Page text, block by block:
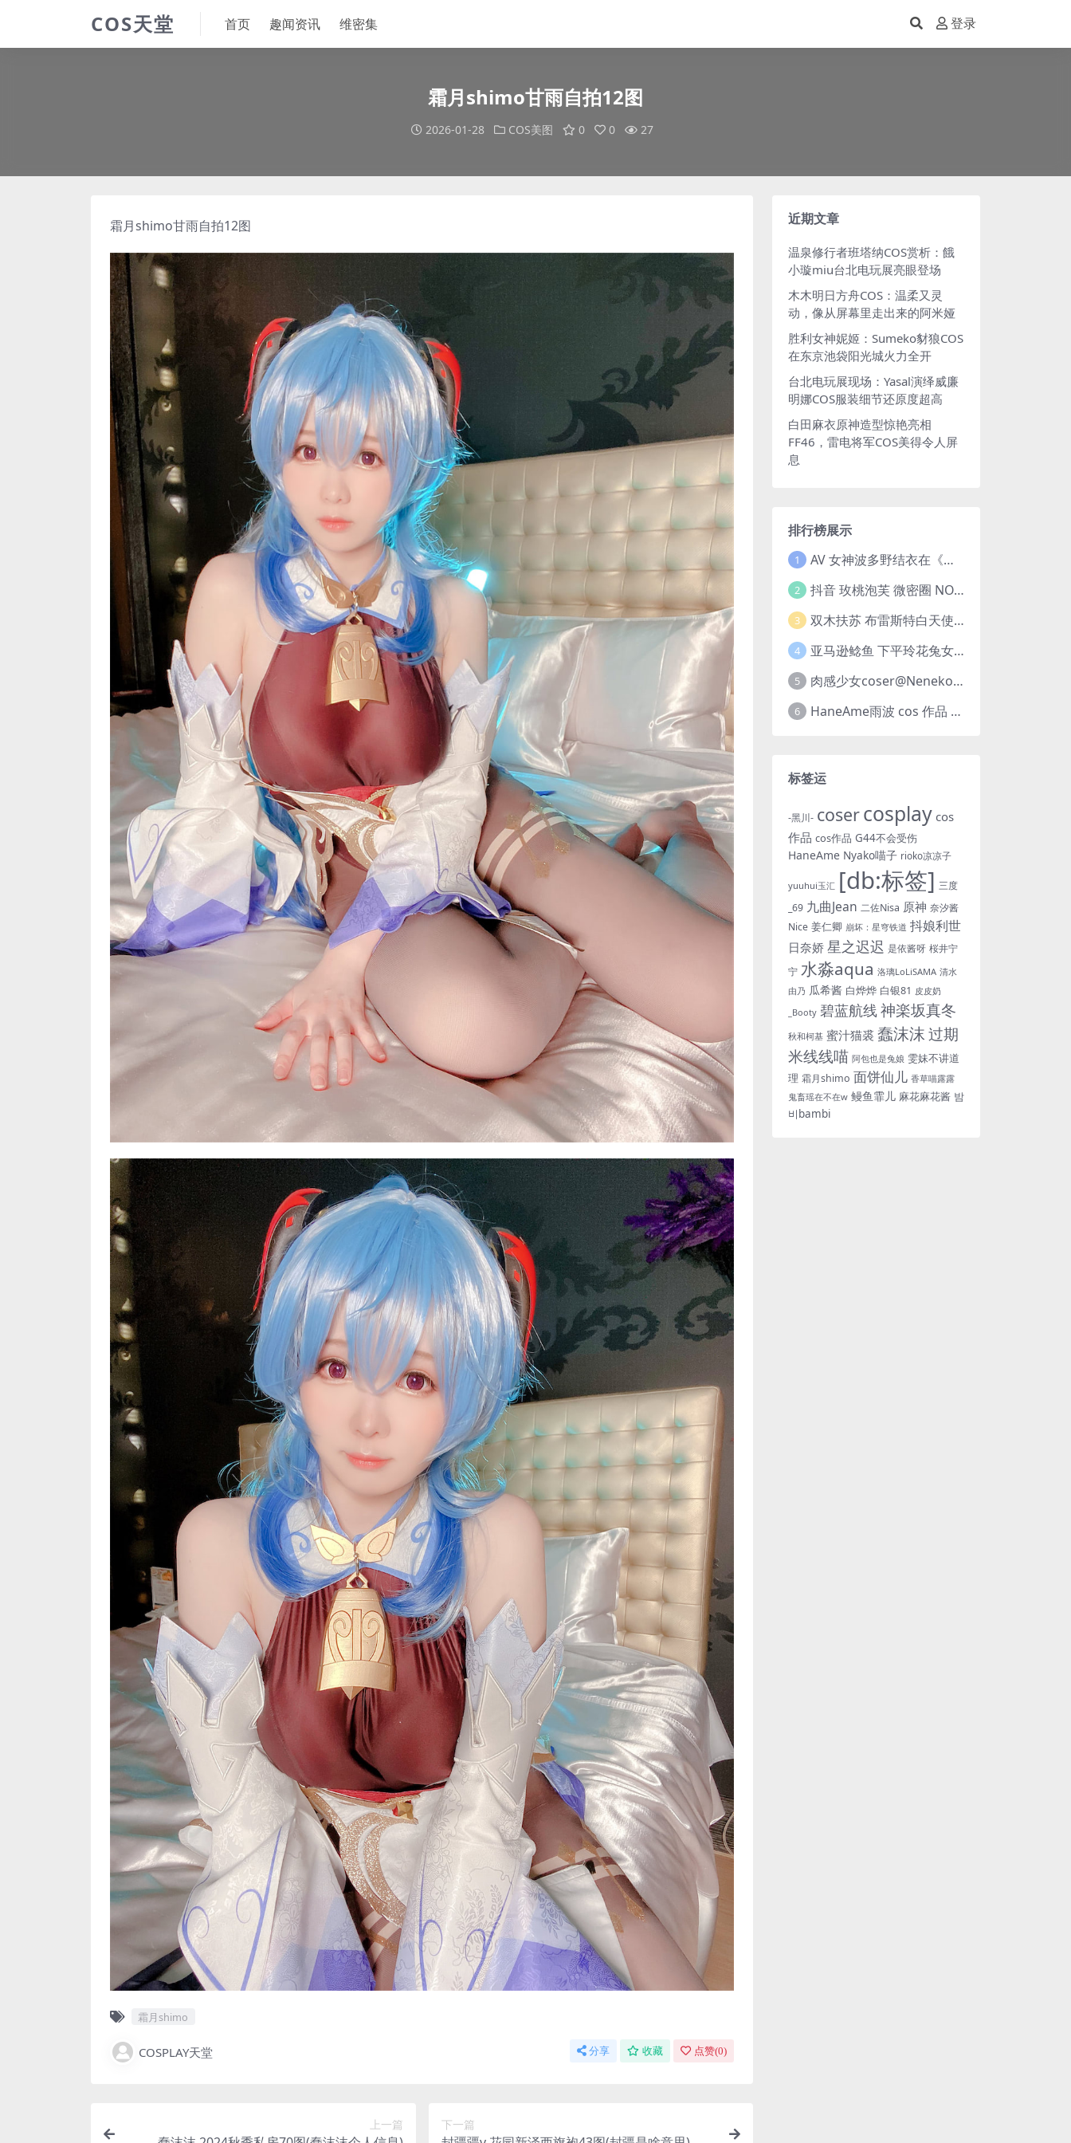
COS天堂 首页 趣闻资讯 维密集 登录
霜月shimo甘雨自拍12图
2026-01-28 COS美图 0 0 27
霜月shimo甘雨自拍12图
霜月shimo
COSPLAY天堂 分享 收藏 点赞(0)
上一篇 下一篇
近期文章
温泉修行者班塔纳COS赏析：餓
小璇miu台北电玩展亮眼登场
木木明日方舟COS：温柔又灵
动，像从屏幕里走出来的阿米娅
胜利女神妮姬：Sumeko豺狼COS
在东京池袋阳光城火力全开
台北电玩展现场：Yasal演绎威廉
明娜COS服装细节还原度超高
白田麻衣原神造型惊艳亮相
FF46，雷电将军COS美得令人屏
息
排行榜展示
1 AV 女神波多野结衣在《鬼灭之刃》中 cosplay 蝴蝶忍 Kochou Shinobu
2 抖音 玫桃泡芙 微密圈 NO.011期 【39P】
3 双木扶苏 布雷斯特白天使40图
4 亚马逊鲶鱼 下平玲花兔女郎闪灵泳衣30图(亚马逊巨型鲶鱼视频)
5 肉感少女coser@Neneko在《王者荣耀》中化身魅力迷人的貂蝉
6 HaneAme雨波 cos 作品 | 雨波_HaneAme 化身“美丽女神”阿佛洛狄忒
标签运
-黑川- cosercosplay cos
作品 cos作品 G44不会受伤
HaneAme Nyako喵子 rioko凉凉子
yuuhui玉汇 [db:标签] 三度
_69 九曲Jean 二佐Nisa 原神 奈汐酱
Nice 姜仁卿 崩坏：星穹铁道 抖娘利世
日奈娇 星之迟迟 是依酱呀 桜井宁
宁 水淼aqua 洛璃LoLiSAMA 清水
由乃 瓜希酱 白烨烨 白银81 皮皮奶
_Booty 碧蓝航线神楽坂真冬
秋和柯基 蜜汁猫裘 蠢沫沫 过期
米线线喵 阿包也是兔娘 雯妹不讲道
理 霜月shimo 面饼仙儿 香草喵露露
鬼畜瑶在不在w 鳗鱼霏儿 麻花麻花酱 밤
비bambi